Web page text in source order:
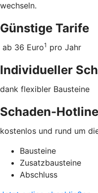
wechseln.
Günstige Tarife
ab 36 Euro1 pro Jahr
Individueller
dank flexibler Bausteine
Schaden-Hotline
kostenlos und rund um
Bausteine
Zusatzbausteine
Abschluss